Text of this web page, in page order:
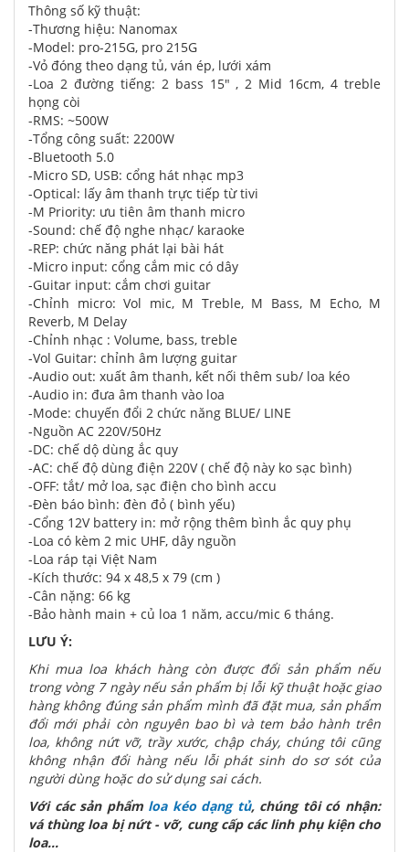
Thông số kỹ thuật:
-Thương hiệu: Nanomax
-Model: pro-215G, pro 215G
-Vỏ đóng theo dạng tủ, ván ép, lưới xám
-Loa 2 đường tiếng: 2 bass 15" , 2 Mid 16cm, 4 treble
họng còi
-RMS: ~500W
-Tổng công suất: 2200W
-Bluetooth 5.0
-Micro SD, USB: cổng hát nhạc mp3
-Optical: lấy âm thanh trực tiếp từ tivi
-M Priority: ưu tiên âm thanh micro
-Sound: chế độ nghe nhạc/ karaoke
-REP: chức năng phát lại bài hát
-Micro input: cổng cắm mic có dây
-Guitar input: cắm chơi guitar
-Chỉnh micro: Vol mic, M Treble, M Bass, M Echo, M
Reverb, M Delay
-Chỉnh nhạc : Volume, bass, treble
-Vol Guitar: chỉnh âm lượng guitar
-Audio out: xuất âm thanh, kết nối thêm sub/ loa kéo
-Audio in: đưa âm thanh vào loa
-Mode: chuyến đổi 2 chức năng BLUE/ LINE
-Nguồn AC 220V/50Hz
-DC: chế dộ dùng ắc quy
-AC: chế độ dùng điện 220V ( chế độ này ko sạc bình)
-OFF: tắt/ mở loa, sạc điện cho bình accu
-Đèn báo bình: đèn đỏ ( bình yếu)
-Cổng 12V battery in: mở rộng thêm bình ắc quy phụ
-Loa có kèm 2 mic UHF, dây nguồn
-Loa ráp tại Việt Nam
-Kích thước: 94 x 48,5 x 79 (cm )
-Cân nặng: 66 kg
-Bảo hành main + củ loa 1 năm, accu/mic 6 tháng.
LƯU Ý:
Khi mua loa khách hàng còn được đổi sản phẩm nếu
trong vòng 7 ngày nếu sản phẩm bị lỗi kỹ thuật hoặc giao
hàng không đúng sản phẩm mình đã đặt mua, sản phẩm
đổi mới phải còn nguyên bao bì và tem bảo hành trên
loa, không nứt vỡ, trầy xước, chập cháy, chúng tôi cũng
không nhận đổi hàng nếu lỗi phát sinh do sơ sót của
người dùng hoặc do sử dụng sai cách.
Với các sản phẩm loa kéo dạng tủ, chúng tôi có nhận:
vá thùng loa bị nứt - vỡ, cung cấp các linh phụ kiện cho
loa...